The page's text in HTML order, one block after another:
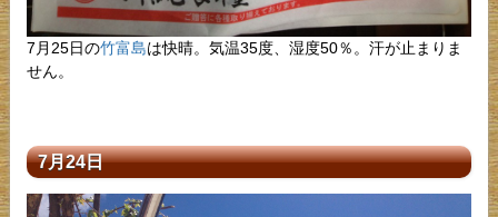
7月25日の竹富島は快晴。気温35度、湿度50％。汗が止まりま
せん。
7月24日